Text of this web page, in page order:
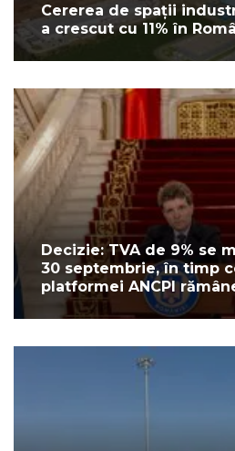
Cererea de spații
a crescut cu 11% în
Decizie: TVA de 9% se
30 septembrie, în timp
platformei ANCPI